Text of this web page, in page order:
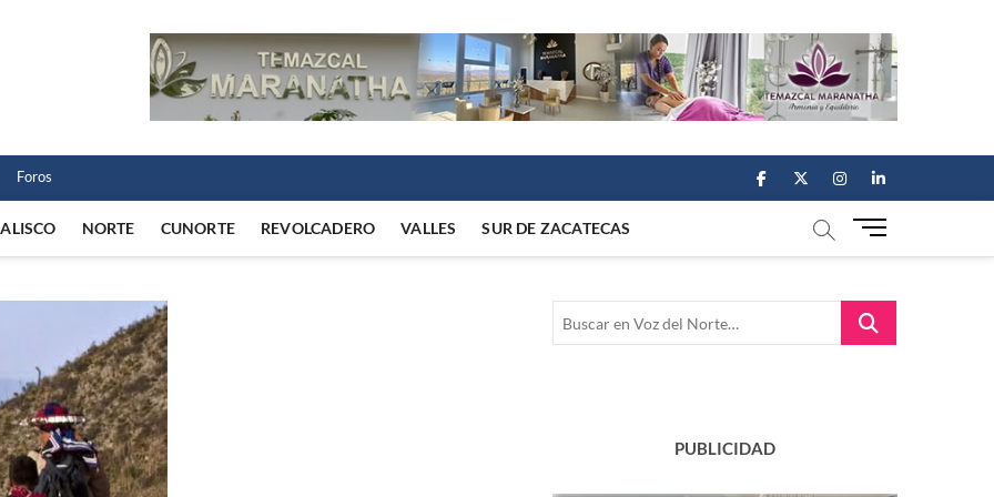
Foros facebook
twitterinstagram
linkedin
NORTE CUNORTE REVOLCADERO VALLES SUR DE ZACATECAS
M
u
B
u
Buscar
PUBLICIDAD